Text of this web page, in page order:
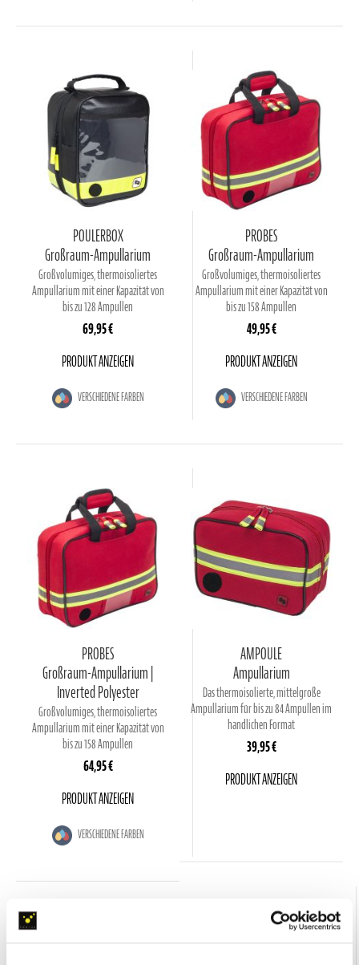
POULERBOX
Großraum-Ampullarium
Großvolumiges, thermoisoliertes
Ampullarium mit einer Kapazität von
bis zu 128 Ampullen
69,95 €
PRODUKT ANZEIGEN
VERSCHIEDENE FARBEN
PROBES
Großraum-Ampullarium
Großvolumiges, thermoisoliertes
Ampullarium mit einer Kapazität von
bis zu 158 Ampullen
49,95 €
PRODUKT ANZEIGEN
VERSCHIEDENE FARBEN
PROBES
Großraum-Ampullarium |
Inverted Polyester
Großvolumiges, thermoisoliertes
Ampullarium mit einer Kapazität von
bis zu 158 Ampullen
64,95 €
PRODUKT ANZEIGEN
VERSCHIEDENE FARBEN
AMPOULE
Ampullarium
Das thermoisolierte, mittelgroße
Ampullarium für bis zu 84 Ampullen im
handlichen Format
39,95 €
PRODUKT ANZEIGEN